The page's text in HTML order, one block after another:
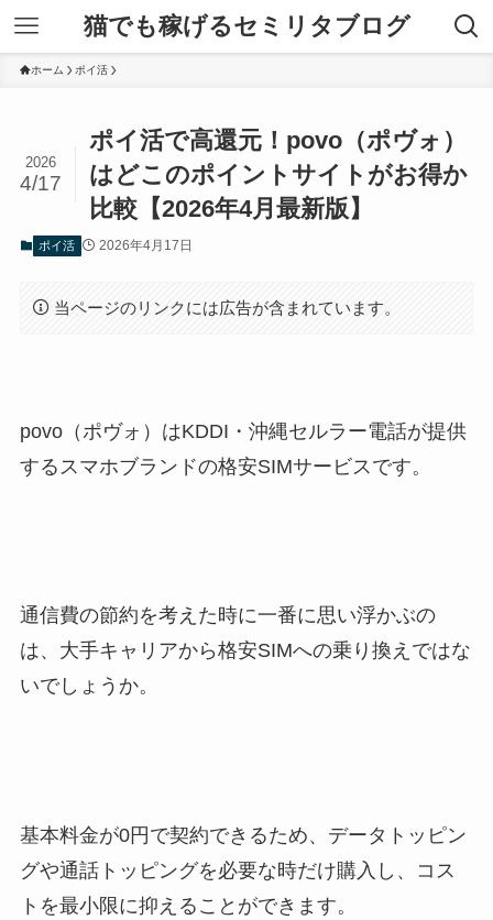
猫でも稼げるセミリタブログ
ホーム ポイ活
ポイ活で高還元！povo（ポヴォ）
はどこのポイントサイトがお得か
比較【2026年4月最新版】
2026
4/17
ポイ活 2026年4月17日
当ページのリンクには広告が含まれています。
povo（ポヴォ）はKDDI・沖縄セルラー電話が提供
するスマホブランドの格安SIMサービスです。
通信費の節約を考えた時に一番に思い浮かぶの
は、大手キャリアから格安SIMへの乗り換えではな
いでしょうか。
基本料金が0円で契約できるため、データトッピン
グや通話トッピングを必要な時だけ購入し、コス
トを最小限に抑えることができます。